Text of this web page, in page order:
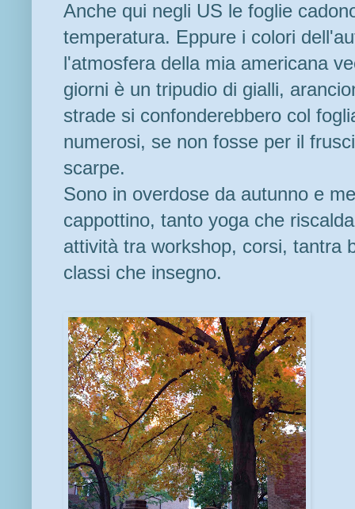
Anche qui negli US le foglie
temperatura. Eppure i colori
l'atmosfera della mia americana
giorni è un tripudio di gialli,
strade si confonderebbero col
numerosi, se non fosse per il
scarpe.
Sono in overdose da autunno e
cappottino, tanto yoga che
attività tra workshop, corsi, tantra
classi che insegno.